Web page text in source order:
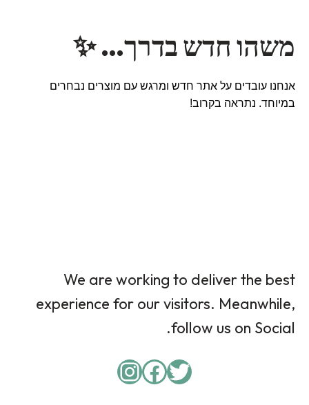
משהו חדש בדרך… ✨
אנחנו עובדים על אתר חדש ומרגש עם מוצרים נבחרים
במיוחד. נתראה בקרוב!
We are working to deliver the best
experience for our visitors. Meanwhile,
follow us on Social.
Twitter
Facebook
Instagram